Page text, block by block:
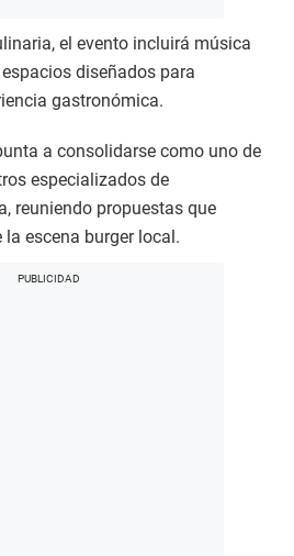
el evento incluirá música
diseñados para
gastronómica.
a consolidarse como uno de
especializados de
reuniendo propuestas que
escena burger local.